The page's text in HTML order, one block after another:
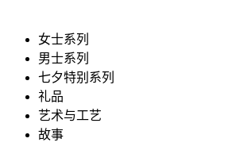
女士系列
男士系列
七夕特别系列
礼品
艺术与工艺
故事